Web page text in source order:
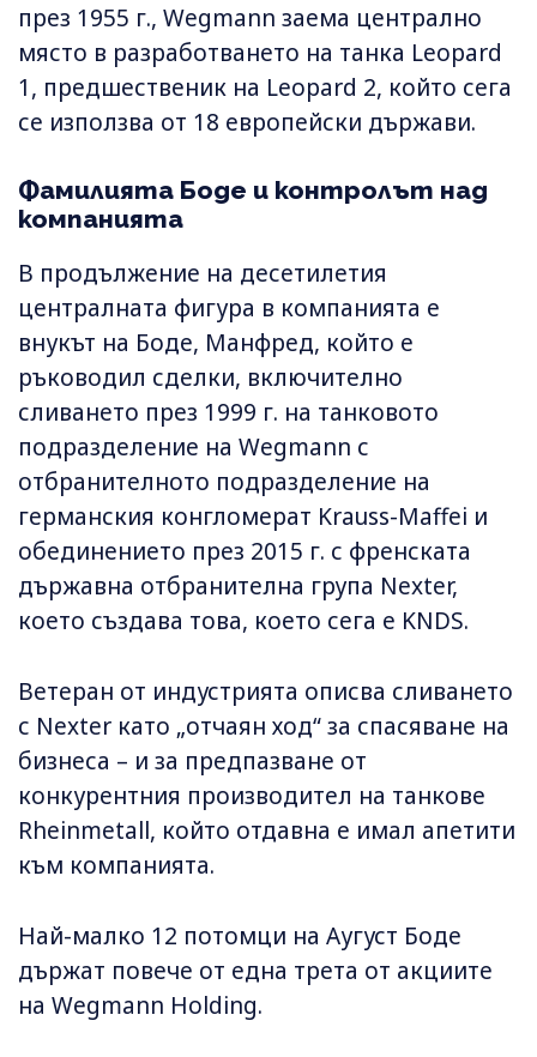
през 1955 г., Wegmann заема централно
място в разработването на танка Leopard
1, предшественик на Leopard 2, който сега
се използва от 18 европейски държави.
Фамилията Боде и контролът над
компанията
В продължение на десетилетия
централната фигура в компанията е
внукът на Боде, Манфред, който е
ръководил сделки, включително
сливането през 1999 г. на танковото
подразделение на Wegmann с
отбранителното подразделение на
германския конгломерат Krauss-Maffei и
обединението през 2015 г. с френската
държавна отбранителна група Nexter,
което създава това, което сега е KNDS.
Ветеран от индустрията описва сливането
с Nexter като „отчаян ход“ за спасяване на
бизнеса – и за предпазване от
конкурентния производител на танкове
Rheinmetall, който отдавна е имал апетити
към компанията.
Най-малко 12 потомци на Аугуст Боде
държат повече от една трета от акциите
на Wegmann Holding.